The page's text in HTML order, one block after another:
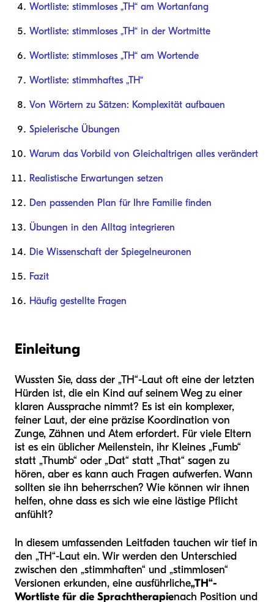
Wortliste: stimmloses „TH“ am Wortanfang
Wortliste: stimmloses „TH“ in der Wortmitte
Wortliste: stimmloses „TH“ am Wortende
Wortliste: stimmhaftes „TH“
Von Wörtern zu Sätzen: Komplexität aufbauen
Spielerische Übungen
Warum das Vorbild von Gleichaltrigen alles verändert
Realistische Erwartungen setzen
Den passenden Plan für Ihre Familie finden
Übungen in den Alltag integrieren
Die Wissenschaft der Spiegelneuronen
Fazit
Häufig gestellte Fragen
Einleitung
Wussten Sie, dass der „TH“-Laut oft eine der letzten
Hürden ist, die ein Kind auf seinem Weg zu einer
klaren Aussprache nimmt? Es ist ein komplexer,
feiner Laut, der eine präzise Koordination von
Zunge, Zähnen und Atem erfordert. Für viele Eltern
ist es ein üblicher Meilenstein, ihr Kleines „Fumb“
statt „Thumb“ oder „Dat“ statt „That“ sagen zu
hören, aber es kann auch Fragen aufwerfen. Wann
sollten sie ihn beherrschen? Wie können wir ihnen
helfen, ohne dass es sich wie eine lästige Pflicht
anfühlt?
In diesem umfassenden Leitfaden tauchen wir tief in
den „TH“-Laut ein. Wir werden den Unterschied
zwischen den „stimmhaften“ und „stimmlosen“
Versionen erkunden, eine ausführliche„TH“-
Wortliste für die Sprachtherapienach Position und